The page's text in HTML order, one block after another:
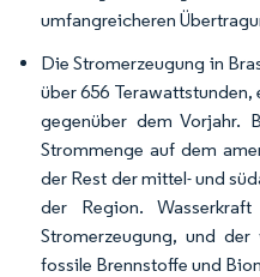
umfangreicheren
Die Stromerzeugung in
über 656
gegenüber dem Vorjahr.
Strommenge auf dem
der Rest der mittel- und
der Region.
Stromerzeugung, und
fossile Brennstoffe und